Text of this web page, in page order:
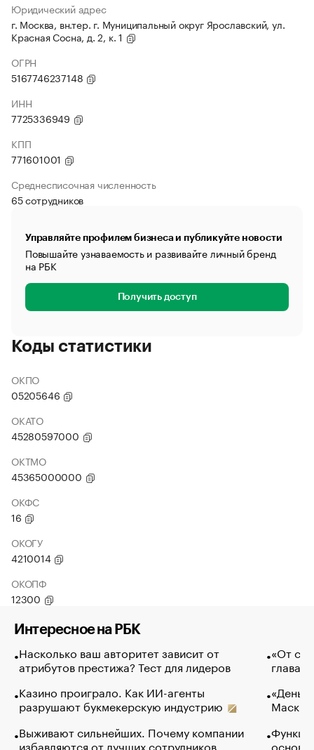
Юридический адрес
г. Москва, вн.тер. г. Муниципальный округ Ярославский, ул.
Красная Сосна, д. 2, к. 1
ОГРН
5167746237148
ИНН
7725336949
КПП
771601001
Среднесписочная численность
65 сотрудников
Управляйте профилем бизнеса и публикуйте новости
Повышайте узнаваемость и развивайте личный бренд
на РБК
Получить доступ
Коды статистики
ОКПО
05205646
ОКАТО
45280597000
ОКТМО
45365000000
ОКФС
16
ОКОГУ
4210014
ОКОПФ
12300
Интересное на РБК
Насколько ваш авторитет зависит от
атрибутов престижа? Тест для лидеров
Казино проиграло. Как ИИ-агенты
разрушают букмекерскую индустрию
Выживают сильнейших. Почему компании
избавляются от лучших сотрудников
«От
глава
Маск в
основ